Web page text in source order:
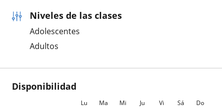
Niveles de las clases
Adolescentes
Adultos
Disponibilidad
Lu Ma Mi Ju Vi Sá Do